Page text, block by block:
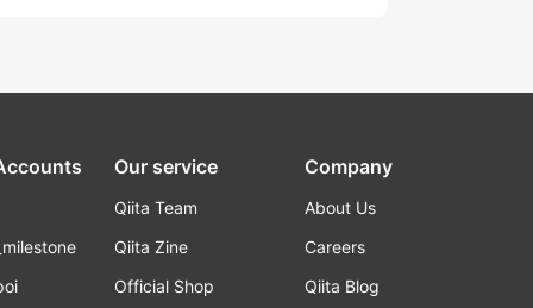
Our service
Qiita Team
Qiita Zine
Official Shop
Company
About Us
Careers
Qiita Blog